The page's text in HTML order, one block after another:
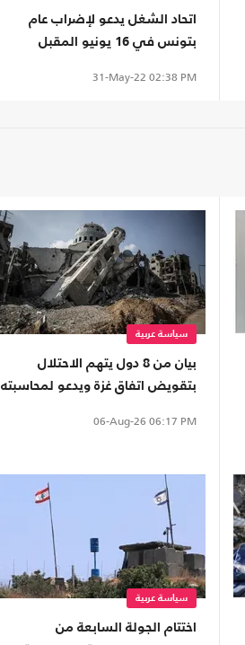
اتحاد الشغل يدعو لإضراب عام
بتونس في 16 يونيو المقبل
31-May-22 02:38 PM
سياسة عربية
بيان من 8 دول يتهم الاحتلال
بتقويض اتفاق غزة ويدعو لمحاسبته
06-Aug-26 06:17 PM
سياسة عربية
اختتام الجولة السابعة من